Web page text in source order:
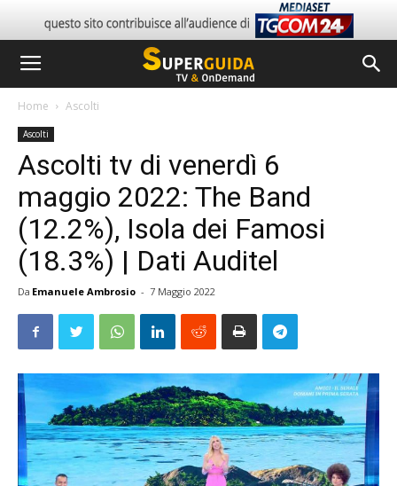
Home Ascolti
Ascolti
Ascolti tv di venerdì 6
maggio 2022: The Band
(12.2%), Isola dei Famosi
(18.3%) | Dati Auditel
Da Emanuele Ambrosio - 7 Maggio 2022